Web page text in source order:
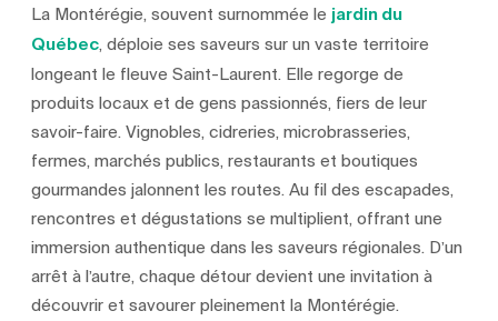
La Montérégie, souvent surnommée lejardin du
Québec, déploie ses saveurs sur un vaste territoire
longeant le fleuve Saint-Laurent. Elle regorge de
produits locaux et de gens passionnés, fiers de leur
savoir-faire. Vignobles, cidreries, microbrasseries,
fermes, marchés publics, restaurants et boutiques
gourmandes jalonnent les routes. Au fil des escapades,
rencontres et dégustations se multiplient, offrant une
immersion authentique dans les saveurs régionales. D’un
arrêt à l’autre, chaque détour devient une invitation à
découvrir et savourer pleinement la Montérégie.